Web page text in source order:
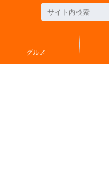
グルメ